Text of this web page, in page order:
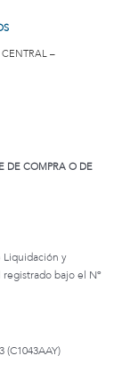
–
DE COMPRA O DE
Liquidación y
bajo el Nº
(C1043AAY)